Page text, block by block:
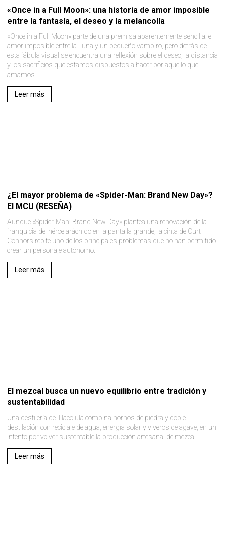
«Once in a Full Moon»: una historia de amor imposible
entre la fantasía, el deseo y la melancolía
«Once in a Full Moon» parte de una premisa aparentemente sencilla: el
amor imposible entre la Luna y un pequeño vampiro, pero detrás de
esta fábula visual se encuentra una reflexión sobre el deseo, la distancia
y los sacrificios que estamos dispuestos a hacer por aquello que
amamos.
Leer más
¿El mayor problema de «Spider-Man: Brand New Day»?
El MCU (RESEÑA)
Aunque «Spider-Man: Brand New Day» plantea una renovación de la
franquicia del héroe arácnido en la pantalla grande, la cinta de Curt
Connors repite uno de los principales problemas que no han permitido
crear un personaje autónomo.
Leer más
El mezcal busca un nuevo equilibrio entre tradición y
sustentabilidad
Una destilería de Tlacolula combina hornos de piedra y doble
destilación con reciclaje de agua, energía solar y viveros de agave, en un
intento por volver sustentable la producción artesanal de mezcal..
Leer más